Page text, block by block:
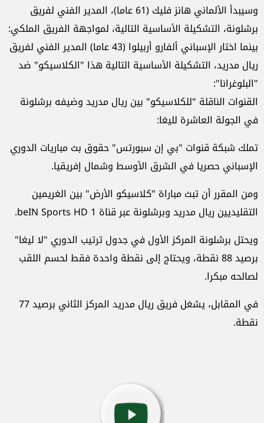
وسيبدأ الألماني هانز فليك (61 عاما)، المدير الفني لفريق
برشلونة، التشكيلة الأساسية التالية، لمواجهة الفريق الملكي:
بينما اختار الإسباني ألفارو أربيلوا (43 عاما) المدير الفني لفريق
ريال مدريد، التشكيلة الأساسية التالية هذا "الكلاسيكو" ضد
"البلوغرانا":
القنوات الناقلة "للكلاسيكو" بين ريال مدريد وضيفه برشلونة
في الجولة العاشرة لليغا:
تملك شبكة قنوات "بي إن سبورتس" حقوق بث مباريات الدوري
الإسباني حصريا في الشرق الأوسط وشمال إفريقيا.
ومن المقرر أن تبث مباراة "كلاسيكو الأرض" بين الغريمين
التقليديين ريال مدريد وبرشلونة عبر قناة beIN Sports HD 1.
ويحتل برشلونة المركز الأول في جدول ترتيب الدوري "لا ليغا"
برصيد 88 نقطة، ويحتاج إلى نقطة واحدة فقط لحسم اللقب
لصالحه مبكرا.
في المقابل، يشغل فريق ريال مدريد المركز الثاني برصيد 77
نقطة.